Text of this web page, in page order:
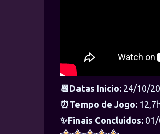
📆Datas Inicio:24/10/
⏰Tempo de Jogo:
✨Finais Concluídos:01/